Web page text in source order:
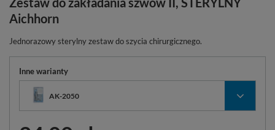
Aichhorn
Jednorazowy sterylny zestaw do szycia chirurgicznego.
Inne warianty
AK-2050